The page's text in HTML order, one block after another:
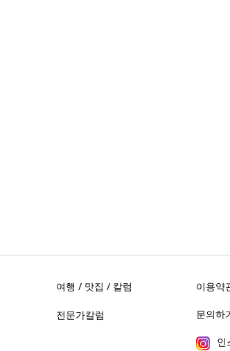
여행 / 맛집 / 칼럼
전문가칼럼
이용약
문의하
인